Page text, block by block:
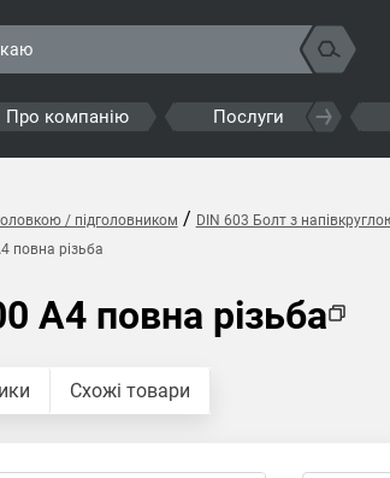
Про компанію Послуги
/ підголовником / DIN 603 Болт з
повна різьба
A4 повна різьба
Схожі товари